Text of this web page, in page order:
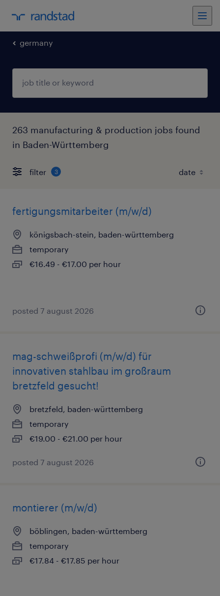
germany
263 manufacturing & production jobs found
in Baden-Württemberg
filter 3
fertigungsmitarbeiter (m/w/d)
königsbach-stein, baden-württemberg
temporary
€16.49 - €17.00 per hour
posted 7 august 2026
mag-schweißprofi (m/w/d) für
innovativen stahlbau im großraum
bretzfeld gesucht!
bretzfeld, baden-württemberg
temporary
€19.00 - €21.00 per hour
posted 7 august 2026
montierer (m/w/d)
böblingen, baden-württemberg
temporary
€17.84 - €17.85 per hour